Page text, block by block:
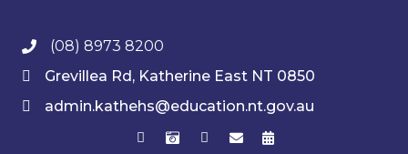
(08) 8973 8200
Grevillea Rd, Katherine East NT 0850
admin.kathehs@education.nt.gov.au